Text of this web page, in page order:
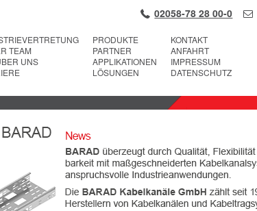
02058-78 28 00-0
TEAM
UNS
PRODUKTE
PARTNER
APPLIKATIONEN
LÖSUNGEN
KONTAKT
ANFAHRT
IMPRESSUM
DATENSCHUTZ